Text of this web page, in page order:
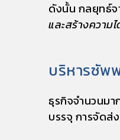
ดังนั้น กลยุทธ์จ
และสร้างความ
บริหารซัพ
ธุรกิจจำนวนม
บรรจุ การจัดส่